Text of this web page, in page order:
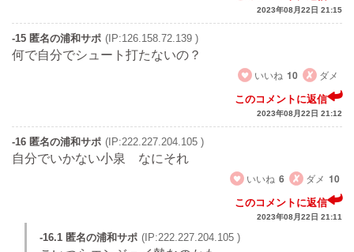
2023年08月22日 21:15
-15 匿名の浦和サポ (IP:126.158.72.139 )
何で自分でシュート打たないの？
いいね 10 ダメ
このコメントに返信
2023年08月22日 21:12
-16 匿名の浦和サポ (IP:222.227.204.105 )
自分でいかない小泉 なにそれ
いいね 6 ダメ 10
このコメントに返信
2023年08月22日 21:11
-16.1 匿名の浦和サポ (IP:222.227.204.105 )